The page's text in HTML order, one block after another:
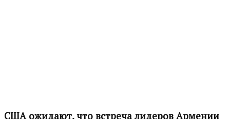
США ожидают, что встреча лидеров Армении